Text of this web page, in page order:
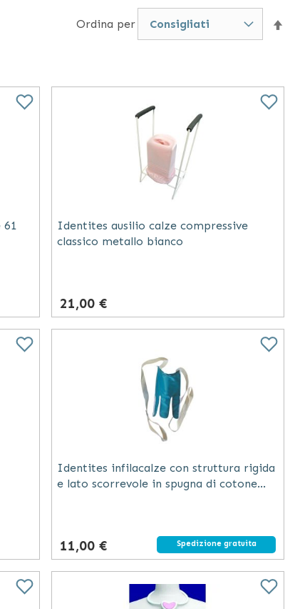
un pratico ausilio di frequente uso,
Ordina per
61
Identites ausilio calze compressive
classico metallo bianco
21,00 €
Identites infilacalze con struttura rigida
e lato scorrevole in spugna di cotone
11,00 € Spedizione gratuita